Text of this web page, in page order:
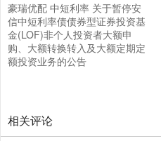
豪瑞优配 中短利率 关于暂停安
信中短利率债债券型证券投资基
金(LOF)非个人投资者大额申
购、大额转换转入及大额定期定
额投资业务的公告
相关评论